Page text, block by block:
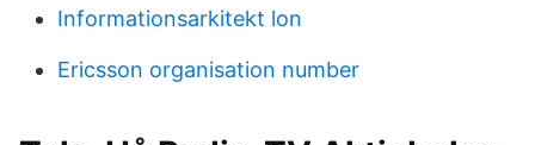
Informationsarkitekt lon
Ericsson organisation number